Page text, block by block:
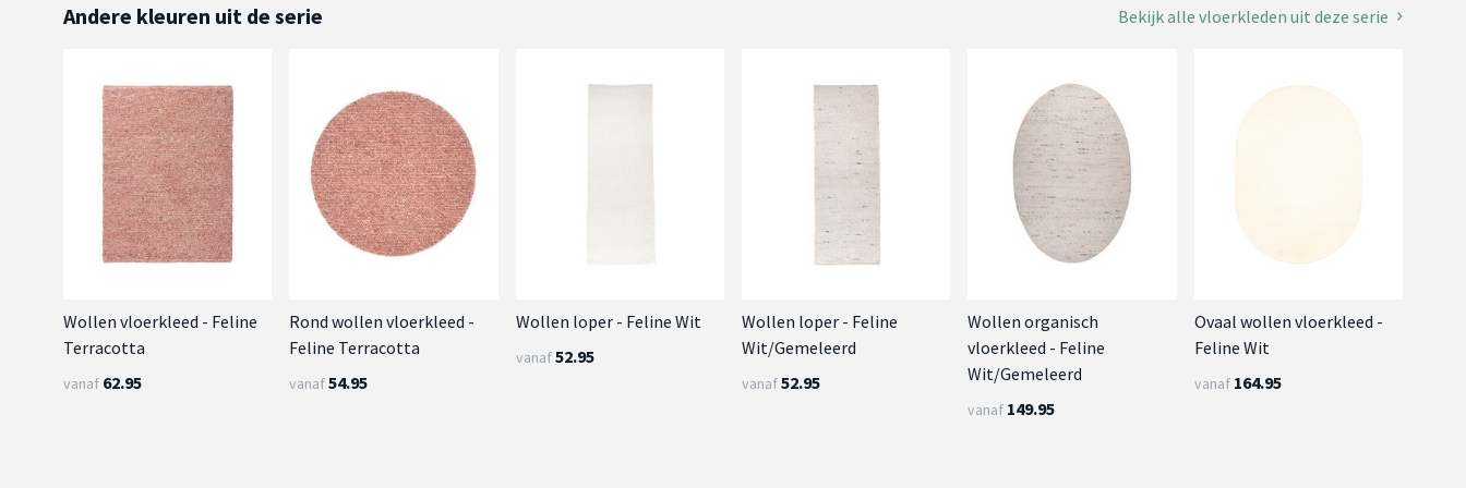
Andere kleuren uit de serie Bekijk alle vloerkleden uit deze serie
Wollen vloerkleed - Feline
Terracotta
vanaf 62.95
Rond wollen vloerkleed -
Feline Terracotta
vanaf54.95
Wollen loper - Feline Wit
vanaf52.95
Wollen loper - Feline
Wit/Gemeleerd
vanaf52.95
Wollen organisch
vloerkleed - Feline
Wit/Gemeleerd
vanaf 149.95
Ovaal wollen vloerkleed -
Feline Wit
vanaf 164.95